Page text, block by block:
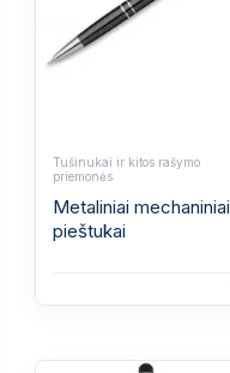
Tušinukai ir kitos rašymo
priemonės
Metaliniai mechaniniai
pieštukai